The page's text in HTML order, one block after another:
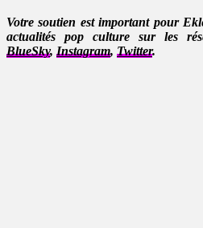
Votre soutien est important pour
actualités pop culture sur les
BlueSky, Instagram, Twitter.